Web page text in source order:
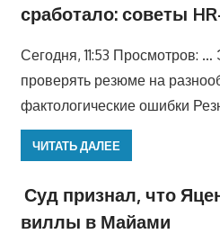
сработало: советы
Сегодня, 11:53 Просмотров: …
проверять резюме на
фактологические ошибки
ЧИТАТЬ ДАЛЕЕ
Суд признал, что
виллы в Майами